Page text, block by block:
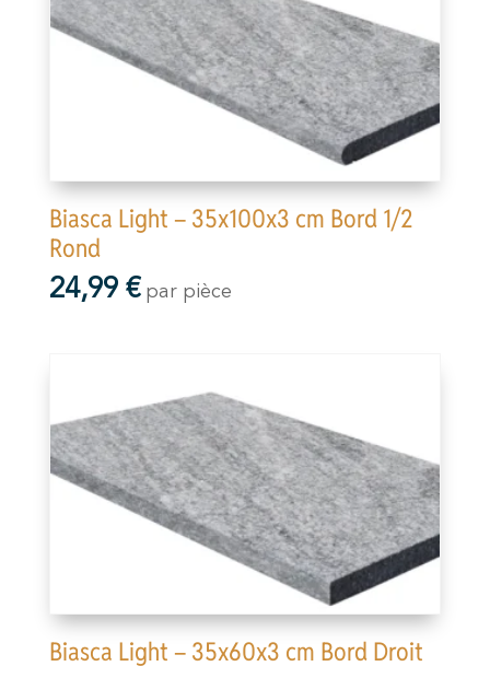
Biasca Light – 35x100x3 cm Bord 1/2
Rond
24,99 € par pièce
Biasca Light – 35x60x3 cm Bord Droit